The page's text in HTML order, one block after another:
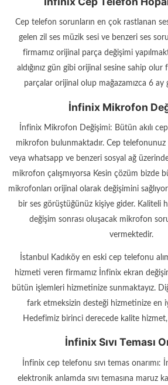
Cep telefon sorunların en çok rastlanan
gelen zil ses müzik sesi ve benzeri ses
firmamız orijinal parça değişimi
aldığınız gün gibi orijinal sesine sahip olur
parçalar orijinal olup mağazamızca 6
İnfinix Mikrofon
İnfinix Mikrofon Değişimi: Bütün akılı
mikrofon bulunmaktadır. Cep telefonunuz
veya whatsapp ve benzeri sosyal ağ
mikrofon çalışmıyorsa Kesin çözüm bizde
mikrofonları orijinal olarak değişimini
bir ses görüştüğünüz kişiye gider. Kaliteli
değişim sonrası oluşacak mikrofon
vermektedir.
İstanbul Kadıköy en eski cep telefonu
hizmeti veren firmamız İnfinix ekran
bütün işlemleri hizmetinize sunmaktayız.
fark etmeksizin desteği hizmetinize en
Hedefimiz birinci derecede kalite hizmet,
İnfinix Sıvı Teması
İnfinix cep telefonu sıvı temas onarımı:
elektronik anlamda sıvı temasına maruz